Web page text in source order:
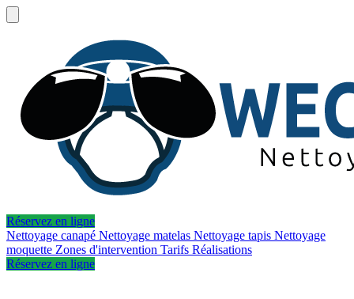
Réservez en ligne
Nettoyage canapé Nettoyage matelas Nettoyage tapis Nettoyage
moquette Zones d'intervention Tarifs Réalisations
Réservez en ligne